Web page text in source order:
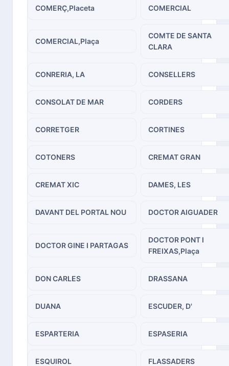
COMERÇ,Placeta COMERCIAL
COMERCIAL,Plaça
COMTE DE SANTA
CLARA
CONRERIA, LA CONSELLERS
CONSOLAT DE MAR CORDERS
CORRETGER CORTINES
COTONERS CREMAT GRAN
CREMAT XIC DAMES, LES
DAVANT DEL PORTAL NOU DOCTOR AIGUADER
DOCTOR GINE I PARTAGAS
DOCTOR PONT I
FREIXAS,Plaça
DON CARLES DRASSANA
DUANA ESCUDER, D'
ESPARTERIA ESPASERIA
ESQUIROL FLASSADERS